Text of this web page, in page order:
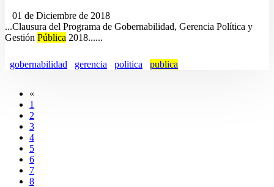
01 de Diciembre de 2018
...Clausura del Programa de Gobernabilidad, Gerencia Política y
Gestión Pública 2018......
gobernabilidad gerencia politica publica
«
1
2
3
4
5
6
7
8